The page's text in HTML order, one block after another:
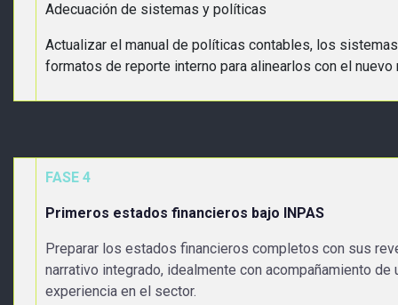
Adecuación de sistemas y políticas
Actualizar el manual de políticas contables, los
formatos de reporte interno para alinearlos con el nuevo
FASE 4
Primeros estados financieros bajo INPAS
Preparar los estados financieros completos con sus
narrativo integrado, idealmente con acompañamiento de
experiencia en el sector.